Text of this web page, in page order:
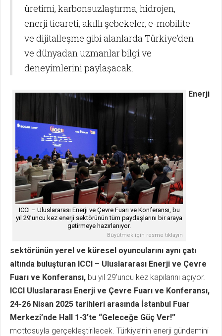
üretimi, karbonsuzlaştırma, hidrojen,
enerji ticareti, akıllı şebekeler, e-mobilite
ve dijitalleşme gibi alanlarda Türkiye’den
ve dünyadan uzmanlar bilgi ve
deneyimlerini paylaşacak.
ICCI – Uluslararası Enerji ve Çevre Fuarı ve Konferansı, bu
yıl 29’uncu kez enerji sektörünün tüm paydaşlarını bir araya
getirmeye hazırlanıyor.
Büyütmek için resme tıklayın
Enerji
sektörünün yerel ve küresel oyuncularını aynı çatı
altında buluşturan ICCI – Uluslararası Enerji ve Çevre
Fuarı ve Konferansı, bu yıl 29’uncu kez kapılarını açıyor.
ICCI Uluslararası Enerji ve Çevre Fuarı ve Konferansı,
24-26 Nisan 2025 tarihleri arasında İstanbul Fuar
Merkezi’nde Hall 1-3’te “Geleceğe Güç Ver!”
mottosuyla gerçekleştirilecek. Türkiye’nin enerji gündemini